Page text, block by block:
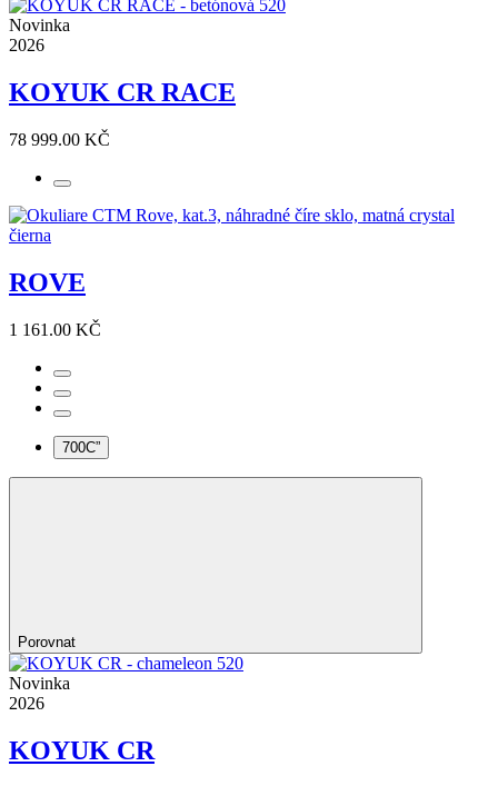
Novinka
2026
KOYUK CR RACE
78 999.00 KČ
ROVE
1 161.00 KČ
700C”
Porovnat
Novinka
2026
KOYUK CR